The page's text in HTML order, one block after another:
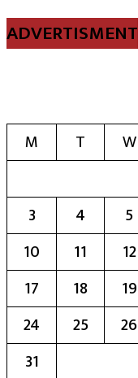
ADVERTISMENT
M
T W
3
4 5
10
11 12
17
18 19
24
25 26
31